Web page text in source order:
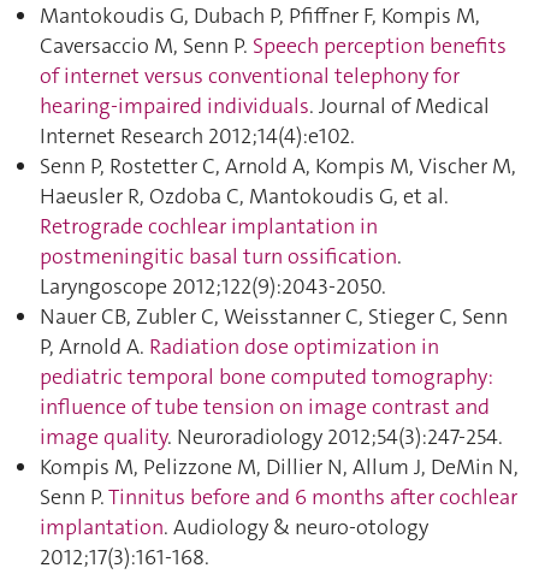
Mantokoudis G, Dubach P, Pfiffner F, Kompis M,
Caversaccio M, Senn P. Speech perception benefits
of internet versus conventional telephony for
hearing-impaired individuals. Journal of Medical
Internet Research 2012;14(4):e102.
Senn P, Rostetter C, Arnold A, Kompis M, Vischer M,
Haeusler R, Ozdoba C, Mantokoudis G, et al.
Retrograde cochlear implantation in
postmeningitic basal turn ossification.
Laryngoscope 2012;122(9):2043‑2050.
Nauer CB, Zubler C, Weisstanner C, Stieger C, Senn
P, Arnold A. Radiation dose optimization in
pediatric temporal bone computed tomography:
influence of tube tension on image contrast and
image quality. Neuroradiology 2012;54(3):247‑254.
Kompis M, Pelizzone M, Dillier N, Allum J, DeMin N,
Senn P.Tinnitus before and 6 months after cochlear
implantation. Audiology & neuro-otology
2012;17(3):161‑168.